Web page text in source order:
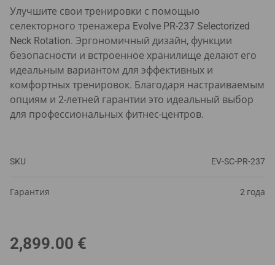
Улучшите свои тренировки с помощью
селекторного тренажера Evolve PR-237 Selectorized
Neck Rotation. Эргономичный дизайн, функции
безопасности и встроенное хранилище делают его
идеальным вариантом для эффективных и
комфортных тренировок. Благодаря настраиваемым
опциям и 2-летней гарантии это идеальный выбор
для профессиональных фитнес-центров.
SKU EV-SC-PR-237
Гарантия 2 года
2,899.00 €